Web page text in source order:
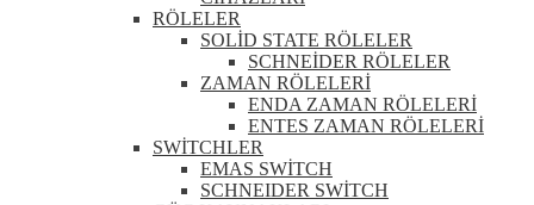
RÖLELER
SOLİD STATE RÖLELER
SCHNEİDER RÖLELER
ZAMAN RÖLELERİ
ENDA ZAMAN RÖLELERİ
ENTES ZAMAN RÖLELERİ
SWİTCHLER
EMAS SWİTCH
SCHNEIDER SWİTCH